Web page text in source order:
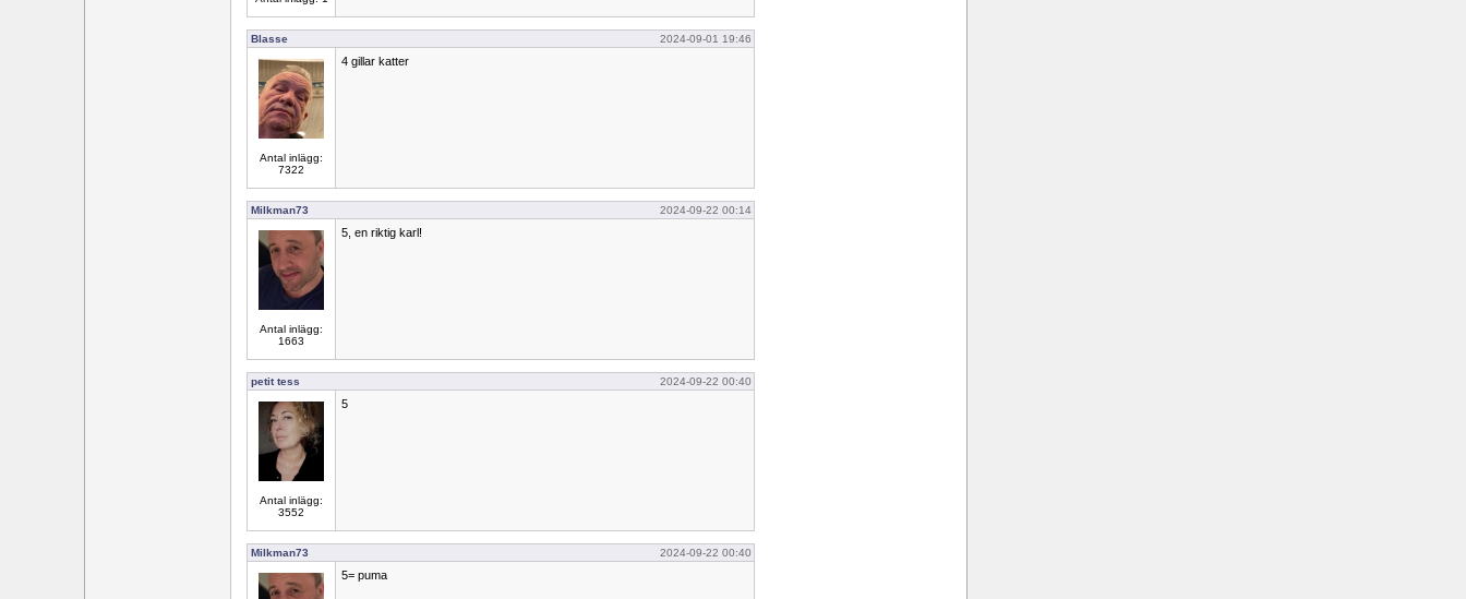
Blasse 2024-09-01 19:46
Antal inlägg:
7322
4 gillar katter
Milkman73 2024-09-22 00:14
Antal inlägg:
1663
5, en riktig karl!
petit tess 2024-09-22 00:40
Antal inlägg:
3552
5
Milkman73 2024-09-22 00:40
5= puma